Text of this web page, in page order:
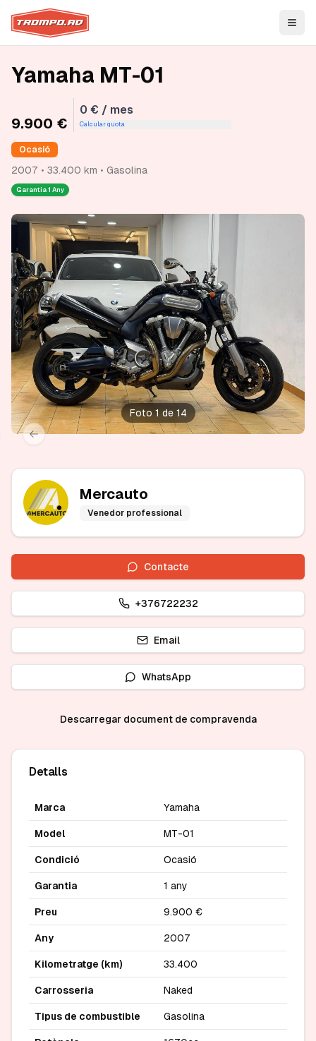
Yamaha MT-01
9.900 €
0 € / mes
Calcular quota
Ocasió
2007 • 33.400 km • Gasolina
Garantia 1 Any
Previous slide
slide
Foto 1 de 14
Mercauto
Venedor professional
Contacte
+376722232
Email
WhatsApp
Descarregar document de compravenda
Detalls
Marca Yamaha
Model MT-01
Condició Ocasió
Garantia 1 any
Preu 9.900 €
Any 2007
Kilometratge (km) 33.400
Carrosseria Naked
Tipus de combustible Gasolina